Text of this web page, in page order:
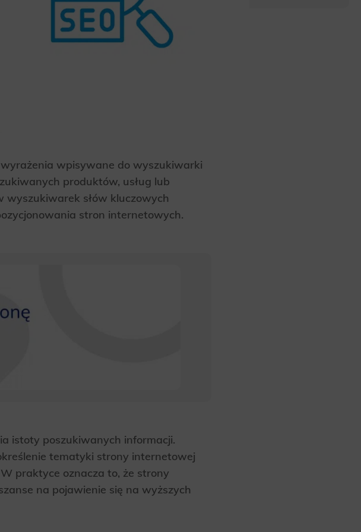
wyrażenia wpisywane do wyszukiwarki
produktów, usług lub
słów kluczowych
stron internetowych.
istoty poszukiwanych informacji.
tematyki strony internetowej
praktyce oznacza to, że strony
na pojawienie się na wyższych